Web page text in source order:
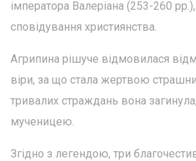
імператора Валеріана (253-260
сповідування християнства.
Агрипина рішуче відмовилася
віри, за що стала жертвою
тривалих страждань вона
мученицею.
Згідно з легендою, три